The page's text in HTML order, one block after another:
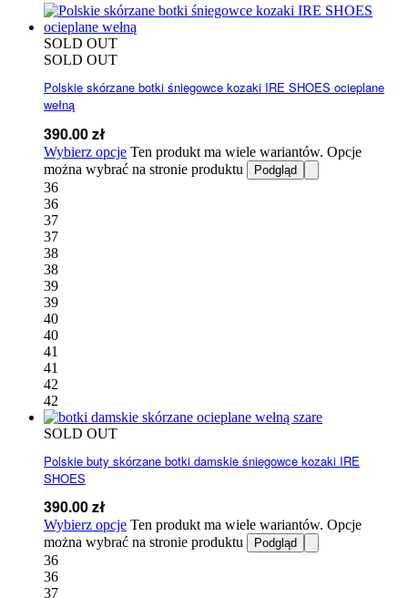
SOLD OUT
SOLD OUT
Polskie skórzane botki śniegowce kozaki IRE SHOES ocieplane
wełną
390.00zł
Wybierz opcje Ten produkt ma wiele wariantów. Opcje
można wybrać na stronie produktu
Podgląd
36
36
37
37
38
38
39
39
40
40
41
41
42
42
SOLD OUT
Polskie buty skórzane botki damskie śniegowce kozaki IRE
SHOES
390.00zł
Wybierz opcje Ten produkt ma wiele wariantów. Opcje
można wybrać na stronie produktu
Podgląd
36
36
37